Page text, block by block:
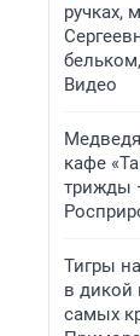
ручках,
Видео
кафе
трижды
Тигры
в дикой
самых